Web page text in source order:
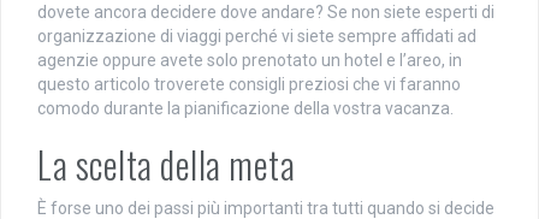
dovete ancora decidere dove andare? Se non siete esperti di
organizzazione di viaggi perché vi siete sempre affidati ad
agenzie oppure avete solo prenotato un hotel e l’areo, in
questo articolo troverete consigli preziosi che vi faranno
comodo durante la pianificazione della vostra vacanza.
La scelta della meta
È forse uno dei passi più importanti tra tutti quando si decide